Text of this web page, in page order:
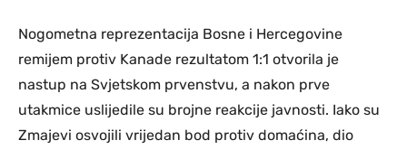
Nogometna reprezentacija Bosne i Hercegovine
remijem protiv Kanade rezultatom 1:1 otvorila je
nastup na Svjetskom prvenstvu, a nakon prve
utakmice uslijedile su brojne reakcije javnosti. Iako su
Zmajevi osvojili vrijedan bod protiv domaćina, dio